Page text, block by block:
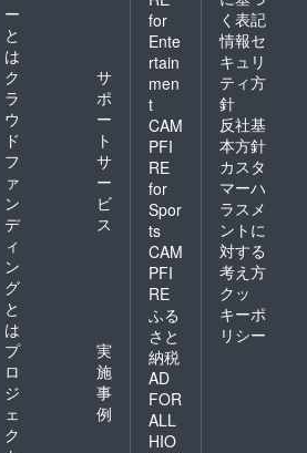
ー
と
は
ク
ラ
ウ
ド
フ
ァ
ン
デ
ィ
ン
グ
と
は
サ
ポ
ー
ト
サ
ー
ビ
ス
プ
ロ
ジ
ェ
ク
実
施
事
例
for
Ente
rtain
men
t
CAM
PFI
RE
for
Spor
ts
CAM
PFI
RE
ふる
さと
納税
AD
FOR
ALL
HIO
く表記
情報セ
キュリ
ティ方
針
反社基
本方針
カスタ
マーハ
ラスメ
ントに
対する
考え方
クッ
キーポ
リシー